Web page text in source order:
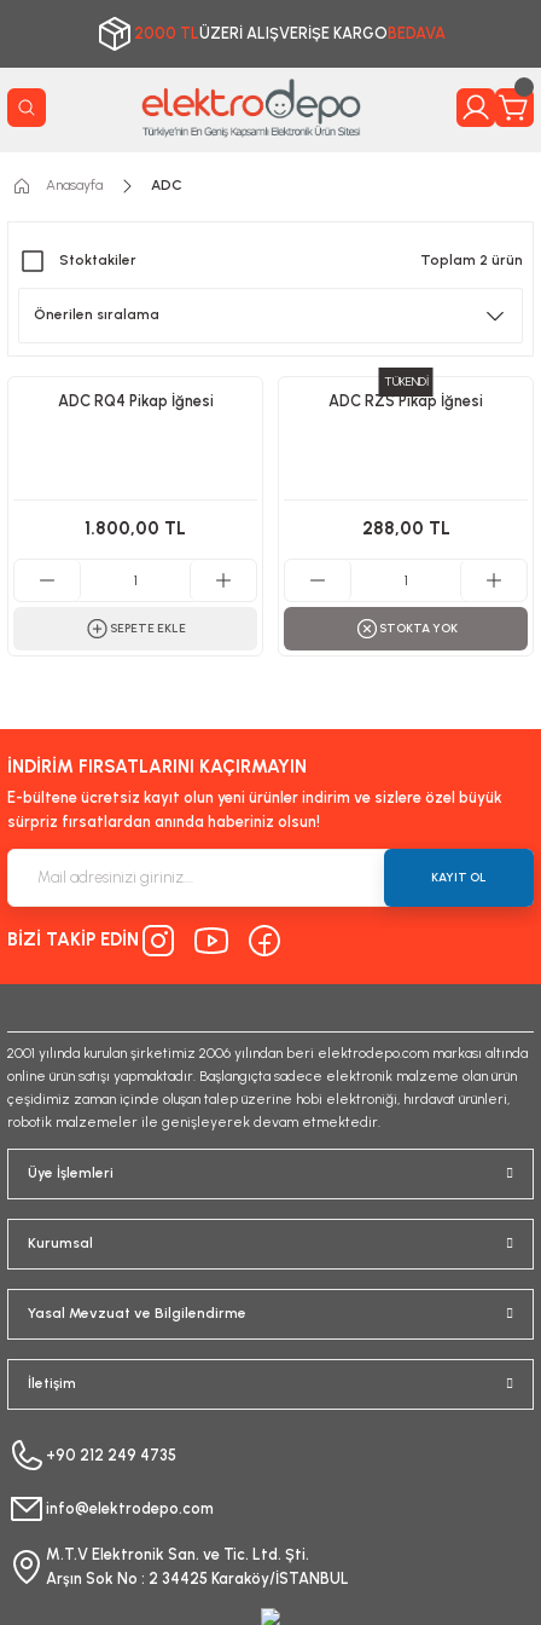
2000 TLÜZERİ ALIŞVERİŞE KARGO BEDAVA
Anasayfa ADC
Stoktakiler Toplam 2 ürün
ADC RQ4 Pikap İğnesi
1.800,00 TL
SEPETE EKLE
TÜKENDİ
ADC RZS Pikap İğnesi
288,00 TL
STOKTA YOK
İNDİRİM FIRSATLARINI KAÇIRMAYIN
E-bültene ücretsiz kayıt olun yeni ürünler indirim ve sizlere özel büyük
sürpriz fırsatlardan anında haberiniz olsun!
KAYIT OL
BİZİ TAKİP EDİN
2001 yılında kurulan şirketimiz 2006 yılından beri elektrodepo.com markası altında
online ürün satışı yapmaktadır. Başlangıçta sadece elektronik malzeme olan ürün
çeşidimiz zaman içinde oluşan talep üzerine hobi elektroniği, hırdavat ürünleri,
robotik malzemeler ile genişleyerek devam etmektedir.
Üye İşlemleri
Kurumsal
Yasal Mevzuat ve Bilgilendirme
İletişim
+90 212 249 4735
info@elektrodepo.com
M.T.V Elektronik San. ve Tic. Ltd. Şti.
Arşın Sok No : 2 34425 Karaköy/İSTANBUL